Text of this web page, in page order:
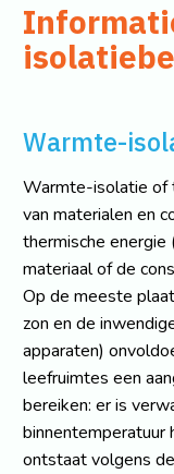
Warmte-
Warmte-isolatie of
van materialen en
thermische
materiaal of de
Op de meeste
zon en de
apparaten)
leefruimtes een
bereiken: er is
binnentemperatuur
ontstaat volgens